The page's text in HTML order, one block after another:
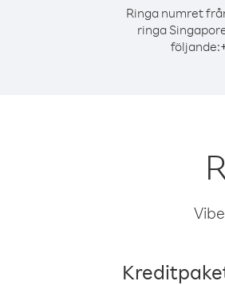
Ringa numret
ringa
följande: